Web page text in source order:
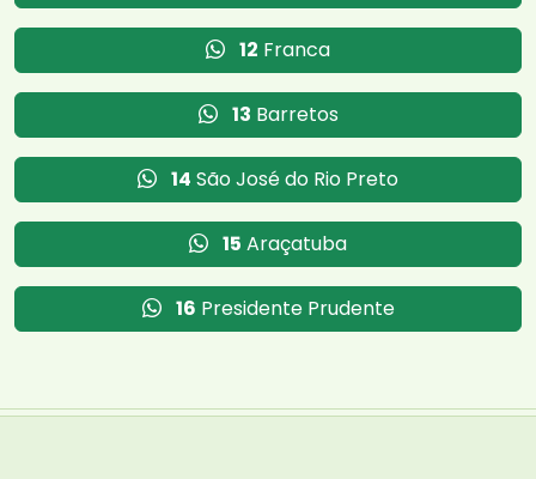
12 Franca
13 Barretos
14 São José do Rio Preto
15 Araçatuba
16 Presidente Prudente